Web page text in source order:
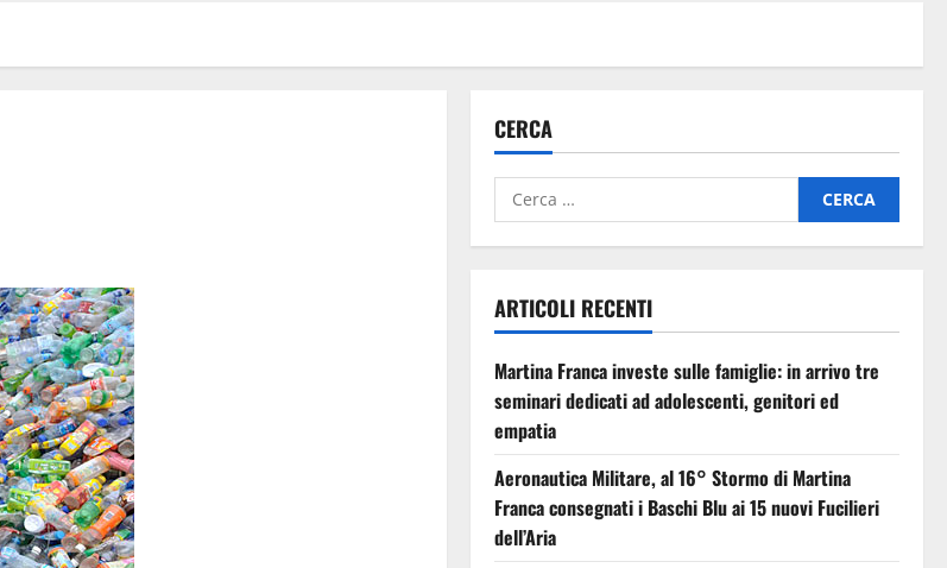
CERCA
ARTICOLI RECENTI
Martina Franca investe sulle famiglie: in arrivo tre
seminari dedicati ad adolescenti, genitori ed
empatia
Aeronautica Militare, al 16° Stormo di Martina
Franca consegnati i Baschi Blu ai 15 nuovi Fucilieri
dell’Aria